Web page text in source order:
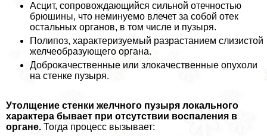
Асцит, сопровождающийся сильной отечностью
брюшины, что неминуемо влечет за собой отек
остальных органов, в том числе и пузыря.
Полипоз, хаpaктеризуемый разрастанием слизистой
желчеобразующего органа.
Доброкачественные или злокачественные опухоли
на стенке пузыря.
Утолщение стенки желчного пузыря локального
хаpaктера бывает при отсутствии воспаления в
органе. Тогда процесс вызывает: